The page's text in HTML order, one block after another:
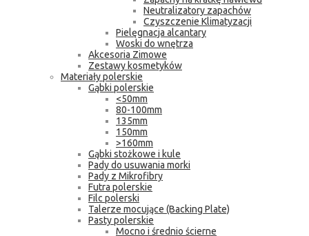
Neutralizatory zapachów
Czyszczenie Klimatyzacji
Pielęgnacja alcantary
Woski do wnętrza
Akcesoria Zimowe
Zestawy kosmetyków
Materiały polerskie
Gąbki polerskie
<50mm
80-100mm
135mm
150mm
>160mm
Gąbki stożkowe i kule
Pady do usuwania morki
Pady z Mikrofibry
Futra polerskie
Filc polerski
Talerze mocujące (Backing Plate)
Pasty polerskie
Mocno i średnio ścierne